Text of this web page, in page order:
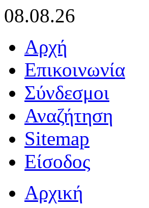
08.08.26
Αρχή
Επικοινωνία
Σύνδεσμοι
Αναζήτηση
Sitemap
Είσοδος
Αρχική